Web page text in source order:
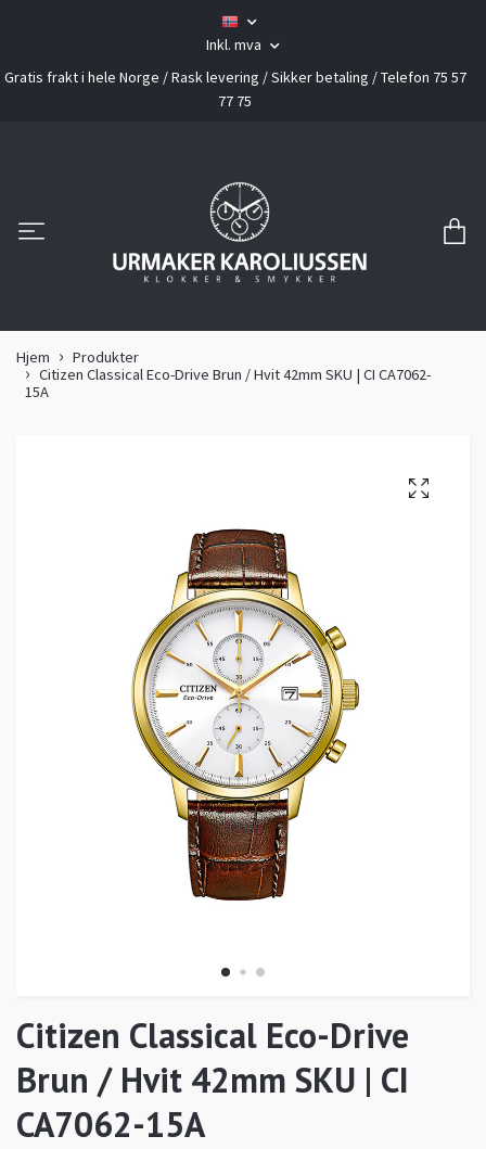
Inkl. mva
Gratis frakt i hele Norge / Rask levering / Sikker betaling / Telefon 75 57
77 75
Hjem
Produkter
Citizen Classical Eco-Drive Brun / Hvit 42mm SKU | CI CA7062-
15A
Citizen Classical Eco-Drive
Brun / Hvit 42mm SKU | CI
CA7062-15A